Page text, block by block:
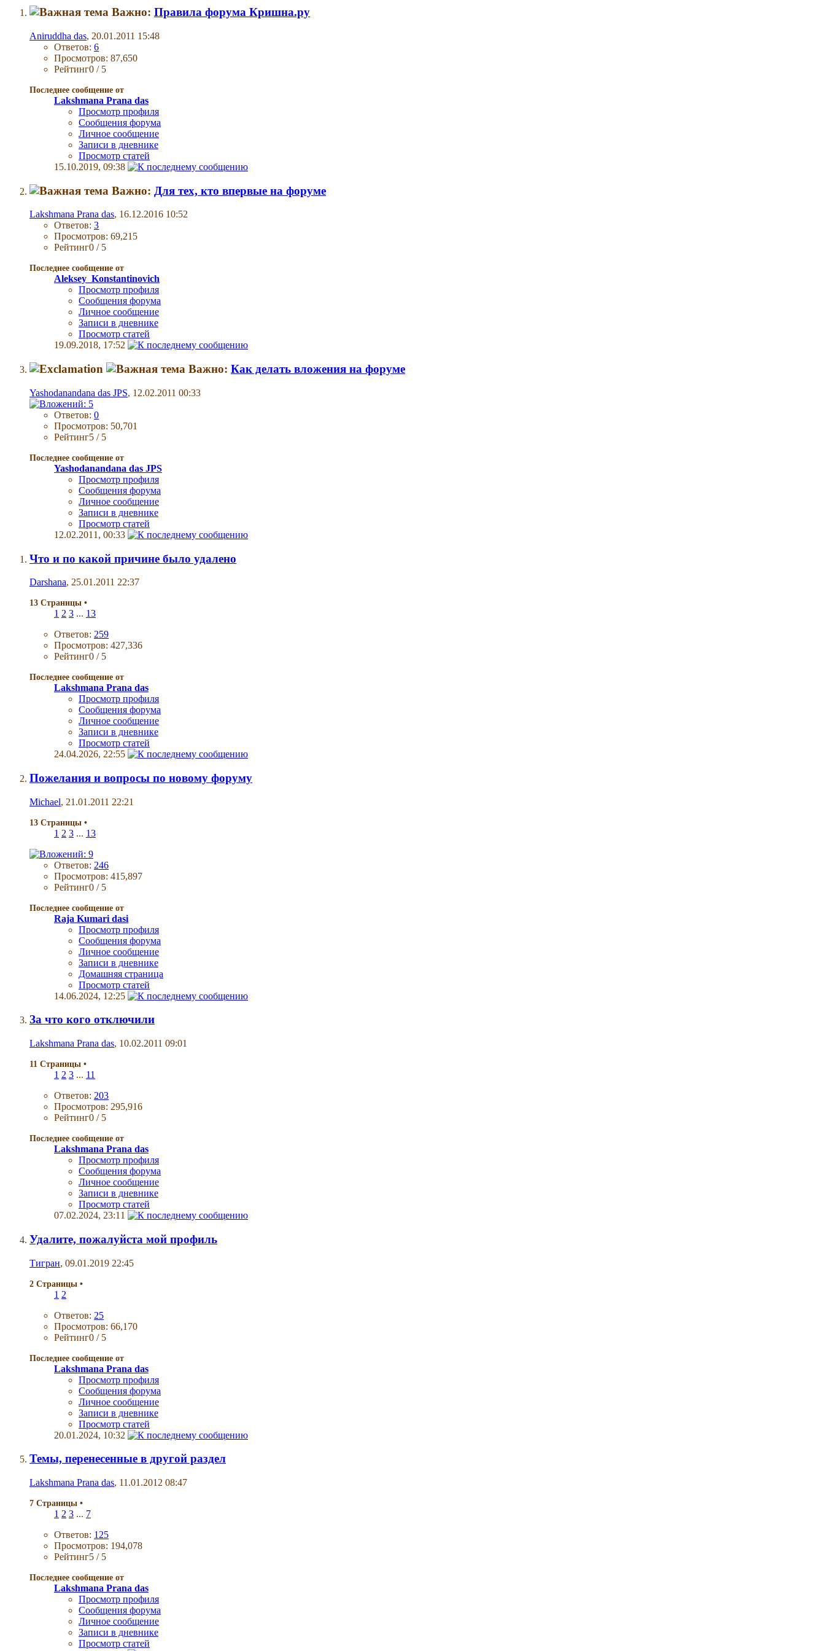
Важно: Правила форума Кришна.ру
Aniruddha das, 20.01.2011 15:48
Ответов: 6
Просмотров: 87,650
Рейтинг0 / 5
Последнее сообщение от
Lakshmana Prana das
Просмотр профиля
Сообщения форума
Личное сообщение
Записи в дневнике
Просмотр статей
15.10.2019, 09:38
Важно: Для тех, кто впервые на форуме
Lakshmana Prana das, 16.12.2016 10:52
Ответов: 3
Просмотров: 69,215
Рейтинг0 / 5
Последнее сообщение от
Aleksey_Konstantinovich
Просмотр профиля
Сообщения форума
Личное сообщение
Записи в дневнике
Просмотр статей
19.09.2018, 17:52
Важно: Как делать вложения на форуме
Yashodanandana das JPS, 12.02.2011 00:33
Ответов: 0
Просмотров: 50,701
Рейтинг5 / 5
Последнее сообщение от
Yashodanandana das JPS
Просмотр профиля
Сообщения форума
Личное сообщение
Записи в дневнике
Просмотр статей
12.02.2011, 00:33
Что и по какой причине было удалено
Darshana, 25.01.2011 22:37
13 Страницы •
1 2 3 ... 13
Ответов: 259
Просмотров: 427,336
Рейтинг0 / 5
Последнее сообщение от
Lakshmana Prana das
Просмотр профиля
Сообщения форума
Личное сообщение
Записи в дневнике
Просмотр статей
24.04.2026, 22:55
Пожелания и вопросы по новому форуму
Michael, 21.01.2011 22:21
13 Страницы •
1 2 3 ... 13
Ответов: 246
Просмотров: 415,897
Рейтинг0 / 5
Последнее сообщение от
Raja Kumari dasi
Просмотр профиля
Сообщения форума
Личное сообщение
Записи в дневнике
Домашняя страница
Просмотр статей
14.06.2024, 12:25
За что кого отключили
Lakshmana Prana das, 10.02.2011 09:01
11 Страницы •
1 2 3 ... 11
Ответов: 203
Просмотров: 295,916
Рейтинг0 / 5
Последнее сообщение от
Lakshmana Prana das
Просмотр профиля
Сообщения форума
Личное сообщение
Записи в дневнике
Просмотр статей
07.02.2024, 23:11
Удалите, пожалуйста мой профиль
Тигран, 09.01.2019 22:45
2 Страницы •
1 2
Ответов: 25
Просмотров: 66,170
Рейтинг0 / 5
Последнее сообщение от
Lakshmana Prana das
Просмотр профиля
Сообщения форума
Личное сообщение
Записи в дневнике
Просмотр статей
20.01.2024, 10:32
Темы, перенесенные в другой раздел
Lakshmana Prana das, 11.01.2012 08:47
7 Страницы •
1 2 3 ... 7
Ответов: 125
Просмотров: 194,078
Рейтинг5 / 5
Последнее сообщение от
Lakshmana Prana das
Просмотр профиля
Сообщения форума
Личное сообщение
Записи в дневнике
Просмотр статей